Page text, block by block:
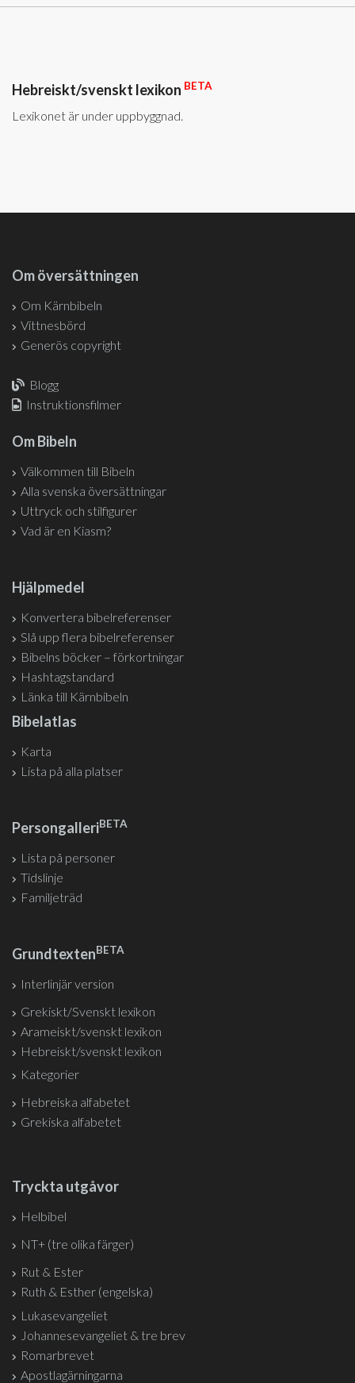
Hebreiskt/svenskt lexikon BETA
Lexikonet är under uppbyggnad.
Om översättningen
Om Kärnbibeln
Vittnesbörd
Generös copyright
Blogg
Instruktionsfilmer
Om Bibeln
Välkommen till Bibeln
Alla svenska översättningar
Uttryck och stilfigurer
Vad är en Kiasm?
Hjälpmedel
Konvertera bibelreferenser
Slå upp flera bibelreferenser
Bibelns böcker – förkortningar
Hashtagstandard
Länka till Kärnbibeln
Bibelatlas
Karta
Lista på alla platser
PersongalleriBETA
Lista på personer
Tidslinje
Familjeträd
GrundtextenBETA
Interlinjär version
Grekiskt/Svenskt lexikon
Arameiskt/svenskt lexikon
Hebreiskt/svenskt lexikon
Kategorier
Hebreiska alfabetet
Grekiska alfabetet
Tryckta utgåvor
Helbibel
NT+ (tre olika färger)
Rut & Ester
Ruth & Esther (engelska)
Lukasevangeliet
Johannesevangeliet & tre brev
Romarbrevet
Apostlagärningarna